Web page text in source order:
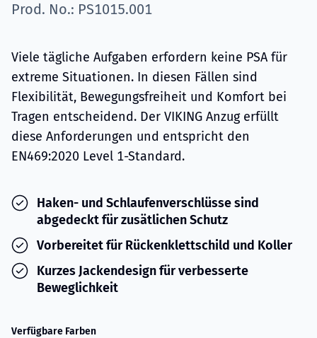
Prod. No.: PS1015.001
Viele tägliche Aufgaben erfordern keine PSA für
extreme Situationen. In diesen Fällen sind
Flexibilität, Bewegungsfreiheit und Komfort bei
Tragen entscheidend. Der VIKING Anzug erfüllt
diese Anforderungen und entspricht den
EN469:2020 Level 1-Standard.
Haken- und Schlaufenverschlüsse sind
abgedeckt für zusätlichen Schutz
Vorbereitet für Rückenklettschild und Koller
Kurzes Jackendesign für verbesserte
Beweglichkeit
Verfügbare Farben